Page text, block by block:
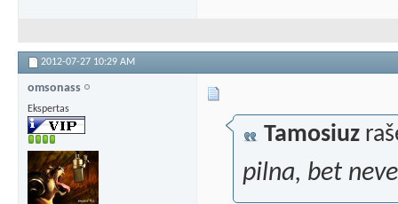
2012-07-27 10:29 AM
omsonass
Ekspertas
Tamosiuz
pilna, bet